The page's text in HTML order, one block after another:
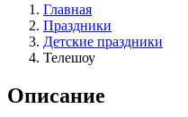
Главная
Праздники
Детские праздники
Телешоу
Описание